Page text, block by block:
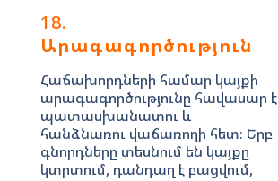
18.
Արագագործություն
Հաճախորդների համար կայքի
արագագործությունը հավասար է
պատասխանատու և
հանձնառու վաճառողի հետ։ Երբ
գնորդները տեսնում են կայքը
կտրտում, դանդաղ է բացվում,